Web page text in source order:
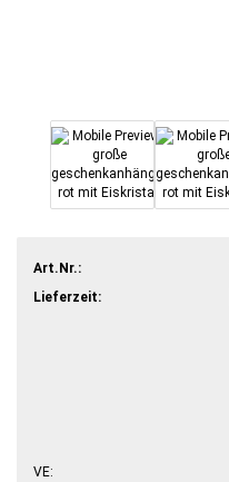
Art.Nr.:
Lieferzeit:
VE: